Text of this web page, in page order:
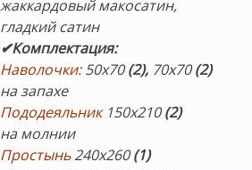
жаккардовый макосатин,
гладкий сатин
✔Комплектация:
Наволочки:50х70(2), 70х70(2)
на запахе
Пододеяльник150х210(2)
на молнии
Простынь240х260(1)